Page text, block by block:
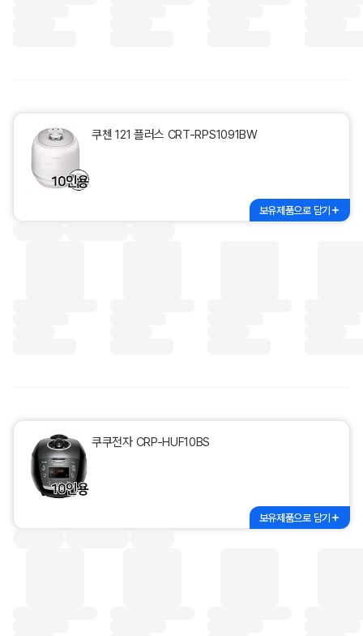
쿠첸 121 플러스 CRT-RPS1091BW
보유제품으로 담기
쿠쿠전자 CRP-HUF10BS
보유제품으로 담기